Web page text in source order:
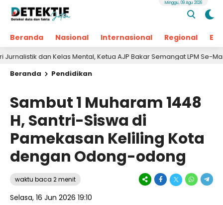
Beranda Nasional Internasional Regional
Minggu, 09 Agu 2026
Kelas Mental, Ketua AJP Bakar Semangat LPM Se-Madura
Beranda
Pendidikan
Sambut 1 Muharam 1448
H, Santri-Siswa di
Pamekasan Keliling Kota
dengan Odong-odong
waktu baca 2 menit
Selasa, 16 Jun 2026 19:10